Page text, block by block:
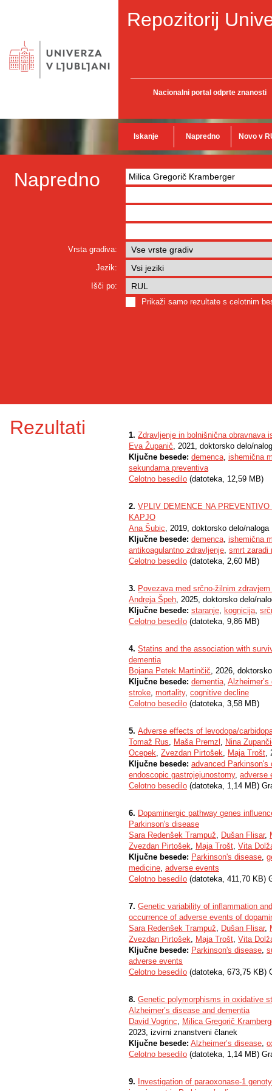
Repozitorij
Nacionalni portal odprte znanosti
Iskanje Napredno Novo v
Napredno
Vrsta gradiva:
Jezik:
Išči po:
Prikaži samo rezultate s celotnim
Rezultati 1. Zdravljenje in bolnišnična obravnava
Eva Županič, 2021, doktorsko delo/
Ključne besede: demenca, ishemična
sekundarna preventiva
Celotno besedilo (datoteka, 12,59 MB)
2. VPLIV DEMENCE NA
KAPJO
Ana Šubic, 2019, doktorsko delo/naloga
Ključne besede: demenca, ishemična
antikoagulantno zdravljenje, smrt zaradi
Celotno besedilo (datoteka, 2,60 MB)
3. Povezava med srčno-žilnim
Andreja Špeh, 2025, doktorsko delo/
Ključne besede: staranje, kognicija,
Celotno besedilo (datoteka, 9,86 MB)
4. ​​Statins and the association with
dementia
Bojana Petek Martinčič, 2026,
Ključne besede: dementia, Alzheimer’s
stroke, mortality, cognitive decline
Celotno besedilo (datoteka, 3,58 MB)
5. Adverse effects of levodopa/
Tomaž Rus, Maša Premzl , Nina
Ocepek, Zvezdan Pirtošek, Maja Trošt,
Ključne besede: advanced Parkinson's
endoscopic gastrojejunostomy, adverse
Celotno besedilo (datoteka, 1,14 MB)
6. Dopaminergic pathway genes
Parkinson's disease
Sara Redenšek Trampuž, Dušan Flisar,
Zvezdan Pirtošek, Maja Trošt, Vita
Ključne besede: Parkinson's disease,
medicine, adverse events
Celotno besedilo (datoteka, 411,70 KB)
7. Genetic variability of inflammation
occurrence of adverse events of
Sara Redenšek Trampuž, Dušan Flisar,
Zvezdan Pirtošek, Maja Trošt, Vita
Ključne besede: Parkinson's disease,
adverse events
Celotno besedilo (datoteka, 673,75 KB)
8. Genetic polymorphisms in oxidative
Alzheimer’s disease and dementia
David Vogrinc, Milica Gregorič
2023, izvirni znanstveni članek
Ključne besede: Alzheimer’s disease,
Celotno besedilo (datoteka, 1,14 MB)
9. Investigation of paraoxonase-1